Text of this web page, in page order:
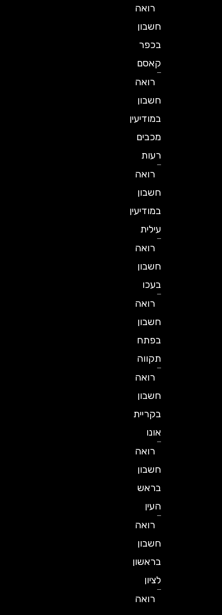
רואה
חשבון
בכפר
קאסם
רואה
חשבון
במודיעין
מכבים
רעות
רואה
חשבון
במודיעין
עילית
רואה
חשבון
בעכו
רואה
חשבון
בפתח
תקווה
רואה
חשבון
בקריית
רואה
חשבון
בראש
רואה
חשבון
בראשון
רואה